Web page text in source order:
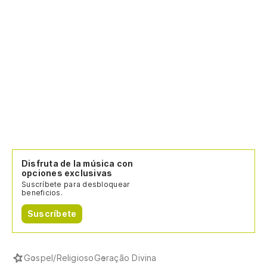
Disfruta de la música con
opciones exclusivas
Suscríbete para desbloquear
beneficios.
Suscríbete
Gospel/ReligiosoGeração Divina